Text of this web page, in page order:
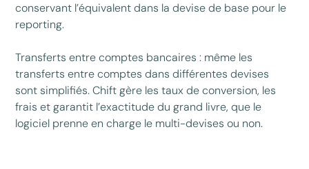
conservant l’équivalent dans la devise de base pour le
reporting.
Transferts entre comptes bancaires : même les
transferts entre comptes dans différentes devises
sont simplifiés. Chift gère les taux de conversion, les
frais et garantit l’exactitude du grand livre, que le
logiciel prenne en charge le multi-devises ou non.